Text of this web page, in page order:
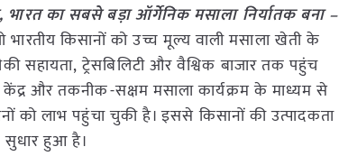
का सबसे बड़ा ऑर्गेनिक मसाला निर्यातक बना –
किसानों को उच्च मूल्य वाली मसाला खेती के
सहायता, ट्रेसबिलिटी और वैश्विक बाजार तक पहुंच
केंद्र और तकनीक-सक्षम मसाला कार्यक्रम के माध्यम से
लाभ पहुंचा चुकी है। इससे किसानों की उत्पादकता
सुधार हुआ है।